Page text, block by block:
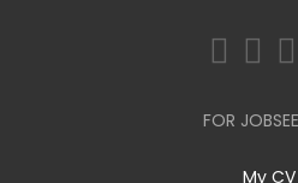
FOR
My CV